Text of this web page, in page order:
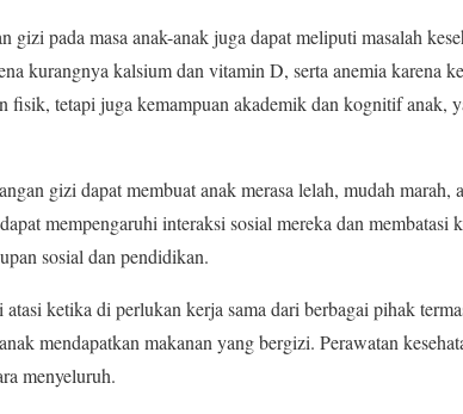
gizi pada masa anak-anak juga dapat meliputi masalah
kurangnya kalsium dan vitamin D, serta anemia karena
fisik, tetapi juga kemampuan akademik dan kognitif anak,
gizi dapat membuat anak merasa lelah, mudah marah,
mempengaruhi interaksi sosial mereka dan membatasi
sosial dan pendidikan.
atasi ketika di perlukan kerja sama dari berbagai pihak
mendapatkan makanan yang bergizi. Perawatan
menyeluruh.